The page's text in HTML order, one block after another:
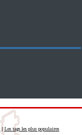
|Les tags les plus populaires